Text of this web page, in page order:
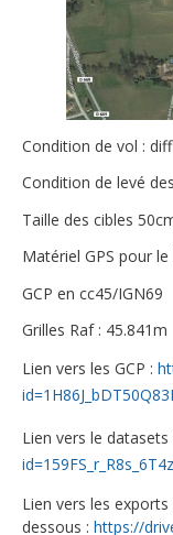
Condition de vol :
Condition de levé
Taille des cibles
Matériel GPS pour
GCP en cc45/IGN69
Grilles Raf : 45.841m
Lien vers les GCP :
Lien vers le datasets
Lien vers les exports
dessous : https://